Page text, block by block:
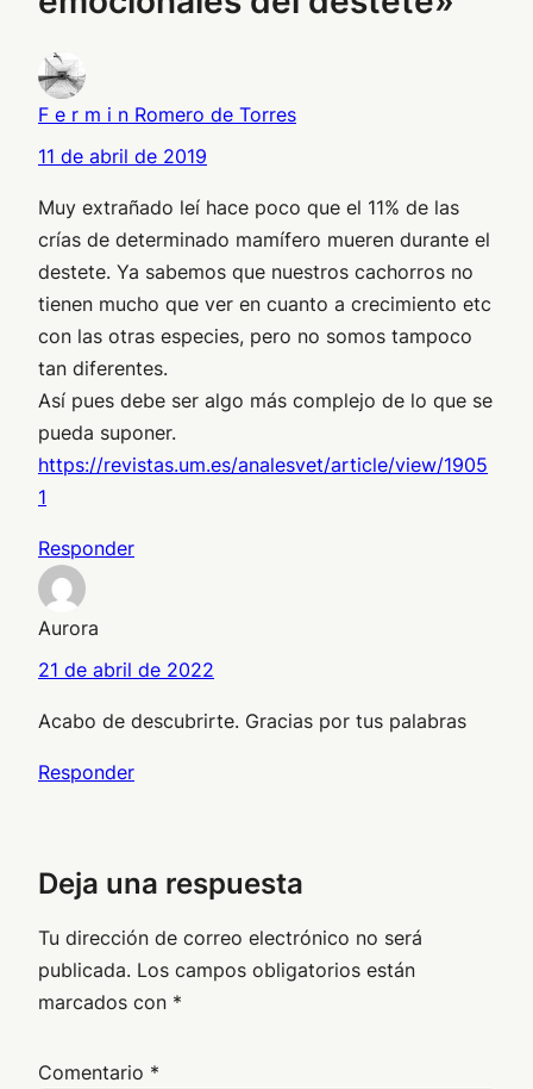
F e r m i n Romero de Torres
11 de abril de 2019
Muy extrañado leí hace poco que el 11% de las
crías de determinado mamífero mueren durante el
destete. Ya sabemos que nuestros cachorros no
tienen mucho que ver en cuanto a crecimiento etc
con las otras especies, pero no somos tampoco
tan diferentes.
Así pues debe ser algo más complejo de lo que se
pueda suponer.
https://revistas.um.es/analesvet/article/view/1905
1
Responder
Aurora
21 de abril de 2022
Acabo de descubrirte. Gracias por tus palabras
Responder
Deja una respuesta
Tu dirección de correo electrónico no será
publicada. Los campos obligatorios están
marcados con *
Comentario *